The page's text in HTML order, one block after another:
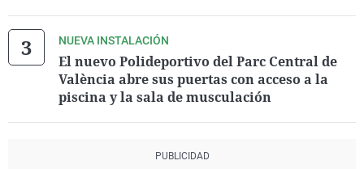
NUEVA INSTALACIÓN
El nuevo Polideportivo del Parc Central de
València abre sus puertas con acceso a la
piscina y la sala de musculación